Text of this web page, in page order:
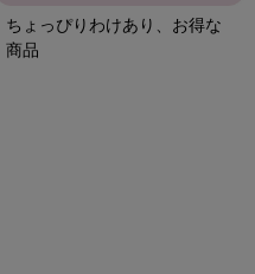
ちょっぴりわけあり、お得な
商品